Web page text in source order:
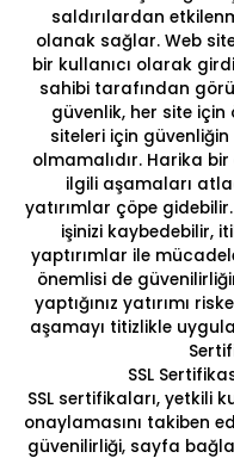
saldırılardan
olanak sağlar. Web
bir kullanıcı olarak
sahibi tarafından
güvenlik, her site
siteleri için
olmamalıdır. Harika
ilgili aşamaları
yatırımlar çöpe
işinizi kaybedebilir,
yaptırımlar ile
önemlisi de
yaptığınız yatırımı
aşamayı titizlikle
SSL
SSL sertifikaları, yetkili
onaylamasını takiben
güvenilirliği, sayfa